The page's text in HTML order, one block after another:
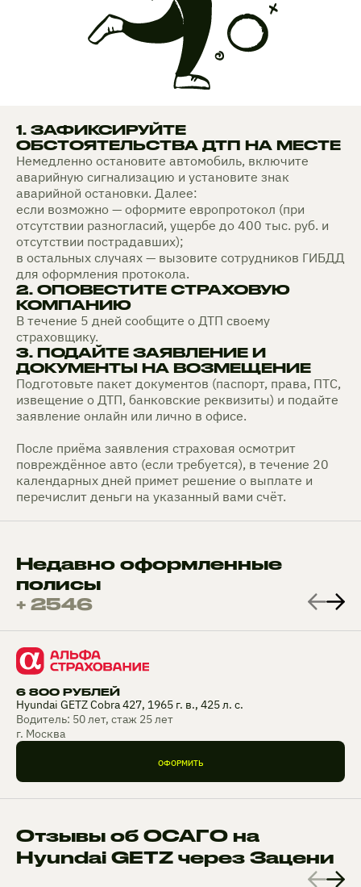
1. ЗАФИКСИРУЙТЕ
ОБСТОЯТЕЛЬСТВА ДТП НА МЕСТЕ
Немедленно остановите автомобиль, включите
аварийную сигнализацию и установите знак
аварийной остановки. Далее:
если возможно — оформите европротокол (при
отсутствии разногласий, ущербе до 400 тыс. руб. и
отсутствии пострадавших);
в остальных случаях — вызовите сотрудников ГИБДД
для оформления протокола.
2. ОПОВЕСТИТЕ СТРАХОВУЮ
КОМПАНИЮ
В течение 5 дней сообщите о ДТП своему
страховщику.
3. ПОДАЙТЕ ЗАЯВЛЕНИЕ И
ДОКУМЕНТЫ НА ВОЗМЕЩЕНИЕ
Подготовьте пакет документов (паспорт, права, ПТС,
извещение о ДТП, банковские реквизиты) и подайте
заявление онлайн или лично в офисе.
После приёма заявления страховая осмотрит
повреждённое авто (если требуется), в течение 20
календарных дней примет решение о выплате и
перечислит деньги на указанный вами счёт.
Недавно оформленные
полисы
+ 2546
6 800 РУБЛЕЙ
Hyundai GETZ Cobra 427, 1965 г. в., 425 л. с.
Водитель: 50 лет, стаж 25 лет
г. Москва
ОФОРМИТЬ
Отзывы об ОСАГО на
Hyundai GETZ через Зацени